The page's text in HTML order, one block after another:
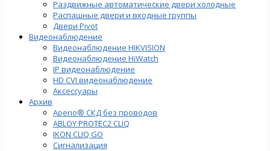
Раздвижные автоматические двери холодные
Распашные двери и входные группы
Двери Pivot
Видеонаблюдение
Видеонаблюдение HIKVISION
Видеонаблюдение HiWatch
IP видеонаблюдение
HD CVI видеонаблюдение
Аксессуары
Архив
Aperio® СКД без проводов
ABLOY PROTEC2 CLIQ
IKON CLIQ GO
Сигнализация